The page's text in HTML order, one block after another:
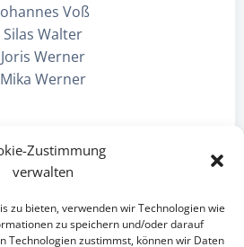
Zustimmung
verwalten
zu bieten, verwenden wir Technologien wie
zu speichern und/oder darauf
Technologien zustimmst, können wir Daten
Voß
Silas Walter
Joris Werner
Mika Werner